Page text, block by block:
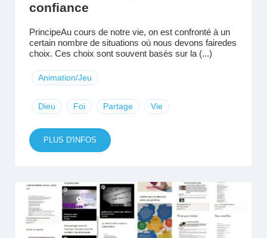
confiance
PrincipeAu cours de notre vie, on est confronté à un
certain nombre de situations où nous devons fairedes
choix. Ces choix sont souvent basés sur la (...)
Animation/Jeu
Dieu Foi Partage Vie
PLUS D'INFOS